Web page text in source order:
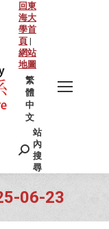
回東
海大
學首
頁 |
網站
地圖
繁
體
中
文
Search:
站
內
搜
尋
06-23
here: